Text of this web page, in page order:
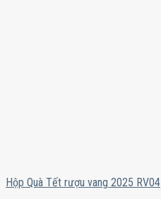
Hộp Quà Tết rượu vang 2025 RV04